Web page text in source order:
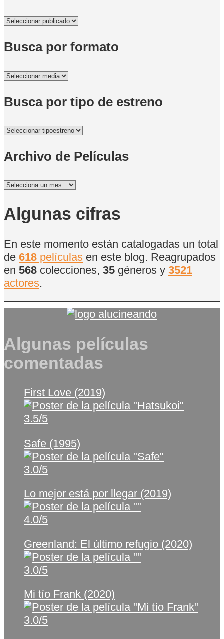
Busca por formato
Busca por tipo de estreno
Archivo de Películas
Archivo
Películas
Algunas cifras
En este momento están catalogadas un total
de 618 películas en este blog. Reagrupados
en 568 colecciones, 35 géneros y 3521
actores.
Algunas películas
comentadas
First Love (2019)
3.5/5
Safe (1995)
3.0/5
Lo mejor está por llegar (2019)
4.0/5
Greenland: El último refugio (2020)
3.0/5
Mi tío Frank (2020)
3.0/5